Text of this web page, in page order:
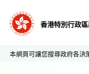
香港特別行政
本網頁可讓您搜尋政府各決